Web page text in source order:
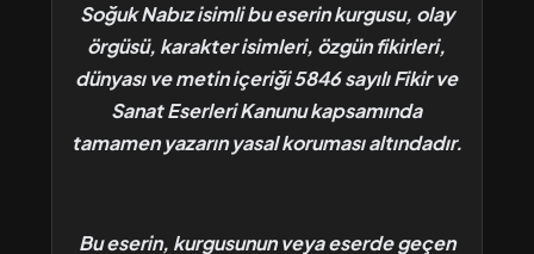
Soğuk Nabız isimli bu eserin kurgusu, olay
örgüsü, karakter isimleri, özgün fikirleri,
dünyası ve metin içeriği 5846 sayılı Fikir ve
Sanat Eserleri Kanunu kapsamında
tamamen yazarın yasal koruması altındadır.
​Bu eserin, kurgusunun veya eserde geçen